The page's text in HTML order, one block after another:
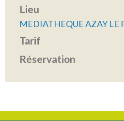
Lieu
MEDIATHEQUE AZAY LE
Tarif
Réservation